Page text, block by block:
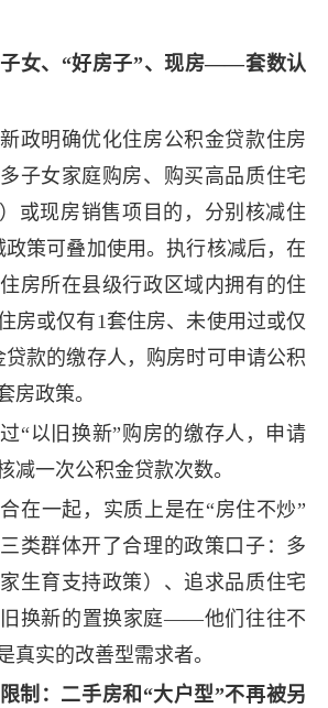
子女、“好房子”、现房——套数认
明确优化住房公积金贷款住房
子女家庭购房、购买高品质住宅
）或现房销售项目的，分别核减住
政策可叠加使用。执行核减后，在
房所在县级行政区域内拥有的住
房或仅有1套住房、未使用过或仅
款的缴存人，购房时可申请公积
房政策。
以旧换新”购房的缴存人，申请
减一次公积金贷款次数。
一起，实质上是在“房住不炒”
类群体开了合理的政策口子：多
生育支持政策）、追求品质住宅
换新的置换家庭——他们往往不
真实的改善型需求者。
制：二手房和“大户型”不再被另